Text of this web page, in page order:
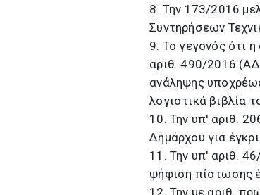
8. Την 173/2016
Συντηρήσεων
9. Το γεγονός ότι
αριθ. 490/2016
ανάληψης
λογιστικά βιβλία
10. Την υπ' αριθ.
Δημάρχου για
11. Την υπ' αριθ.
ψήφιση πίστωσης
12. Την με αριθ.